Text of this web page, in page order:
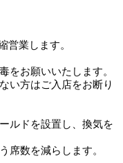
営業します。
お願いいたします。
い方はご入店をお断り
ルドを設置し、換気を
席数を減らします。